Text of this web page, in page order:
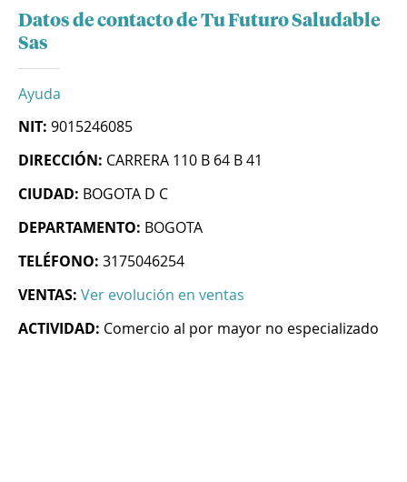
Datos de contacto de Tu Futuro Saludable
Sas
Ayuda
NIT: 9015246085
DIRECCIÓN: CARRERA 110 B 64 B 41
CIUDAD: BOGOTA D C
DEPARTAMENTO: BOGOTA
TELÉFONO: 3175046254
VENTAS: Ver evolución en ventas
ACTIVIDAD: Comercio al por mayor no especializado